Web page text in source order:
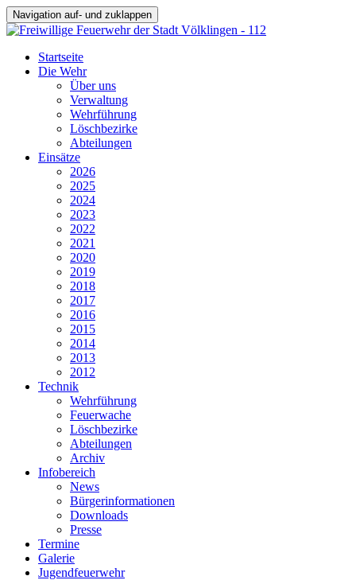
Navigation auf- und zuklappen
Startseite
Die Wehr
Über uns
Verwaltung
Wehrführung
Löschbezirke
Abteilungen
Einsätze
2026
2025
2024
2023
2022
2021
2020
2019
2018
2017
2016
2015
2014
2013
2012
Technik
Wehrführung
Feuerwache
Löschbezirke
Abteilungen
Archiv
Infobereich
News
Bürgerinformationen
Downloads
Presse
Termine
Galerie
Jugendfeuerwehr